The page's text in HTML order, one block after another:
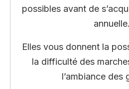
possibles avant de
annuelle.
Elles vous donnent la
la difficulté des
l’ambiance des